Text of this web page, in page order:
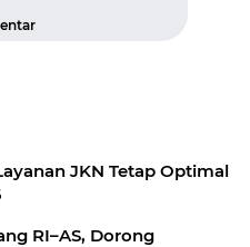
JKN Tetap Optimal
RI–AS, Dorong